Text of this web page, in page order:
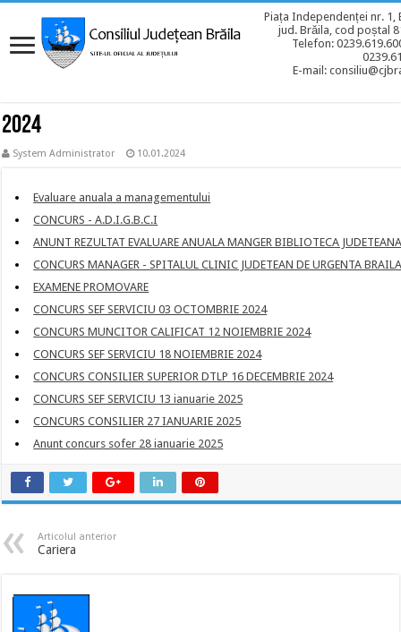
Piața Independenței nr. 1,
jud. Brăila, cod poștal
Telefon:
E-mail:
2024
System Administrator 10.01.2024
Evaluare anuala a managementului
CONCURS - A.D.I.G.B.C.I
ANUNT REZULTAT EVALUARE ANUALA MANGER BIBLIOTECA
CONCURS MANAGER - SPITALUL CLINIC JUDETEAN DE URGENTA
EXAMENE PROMOVARE
CONCURS SEF SERVICIU 03 OCTOMBRIE 2024
CONCURS MUNCITOR CALIFICAT 12 NOIEMBRIE 2024
CONCURS SEF SERVICIU 18 NOIEMBRIE 2024
CONCURS CONSILIER SUPERIOR DTLP 16 DECEMBRIE 2024
CONCURS SEF SERVICIU 13 ianuarie 2025
CONCURS CONSILIER 27 IANUARIE 2025
Anunt concurs sofer 28 ianuarie 2025
Articolul anterior
Cariera